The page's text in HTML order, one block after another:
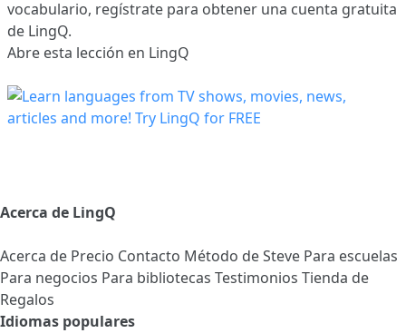
vocabulario, regístrate para obtener una cuenta gratuita
de LingQ.
Abre esta lección en LingQ
Acerca de LingQ
Acerca de Precio Contacto Método de Steve Para escuelas
Para negocios Para bibliotecas Testimonios Tienda de
Regalos
Idiomas populares